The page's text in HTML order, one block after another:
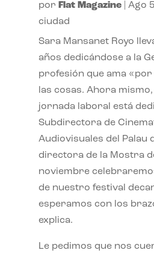
por Flat Magazine| Ago
ciudad
Sara Mansanet Royo
años dedicándose a la
profesión que ama «por
las cosas. Ahora mismo,
jornada laboral está
Subdirectora de
Audiovisuales del Palau
directora de la Mostra
noviembre
de nuestro festival
esperamos con los
explica.
Le pedimos que nos